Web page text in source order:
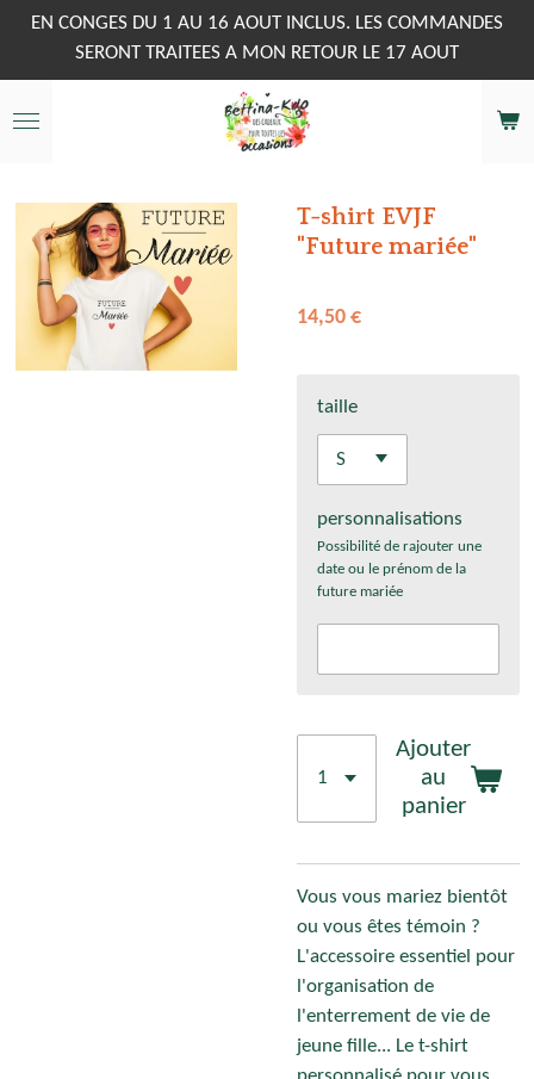
Passer
contenu
principal
EN CONGES DU 1 AU 16 AOUT INCLUS. LES COMMANDES
SERONT TRAITEES A MON RETOUR LE 17 AOUT
T-shirt EVJF
"Future mariée"
14,50 €
taille
personnalisations
Possibilité de rajouter une
date ou le prénom de la
future mariée
Ajouter
au
panier
Vous vous mariez bientôt
ou vous êtes témoin ?
L'accessoire essentiel pour
l'organisation de
l'enterrement de vie de
jeune fille... Le t-shirt